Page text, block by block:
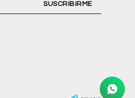
SUSCRIBIRME